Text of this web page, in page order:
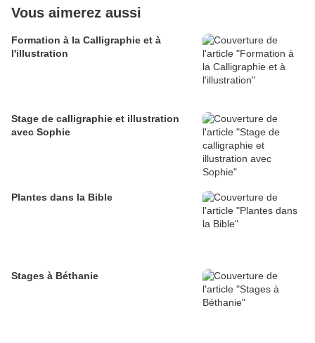
Vous aimerez aussi
Formation à la Calligraphie et à
l'illustration
Stage de calligraphie et illustration
avec Sophie
Plantes dans la Bible
Stages à Béthanie